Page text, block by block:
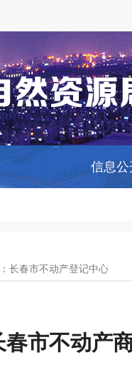
信息公
长春市不动产登记中心
春市不动产